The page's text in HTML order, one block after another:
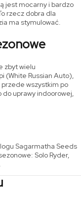
jest mocarny i bardzo
rzecz dobra dla
ma stymulować.
zbyt wielu
(White Russian Auto),
wszystkim po
uprawy indoorowej,
Sagarmatha Seeds
Solo Ryder,